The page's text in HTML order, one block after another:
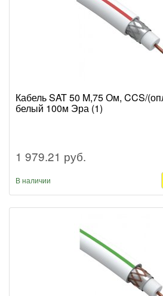
Кабель SAT 50 M,75 Ом, CCS/
белый 100м Эра (1)
1 979.21 руб.
В наличии